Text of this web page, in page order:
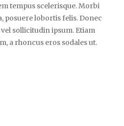
tempus scelerisque. Morbi
posuere lobortis felis. Donec
sollicitudin ipsum. Etiam
a rhoncus eros sodales ut.